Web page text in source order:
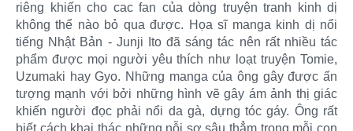
riêng khiến cho cac fan của dòng truyện tranh kinh dị
không thể nào bỏ qua được. Họa sĩ manga kinh dị nổi
tiếng Nhật Bản - Junji Ito đã sáng tác nên rất nhiều tác
phẩm được mọi người yêu thích như loạt truyện Tomie,
Uzumaki hay Gyo. Những manga của ông gây được ấn
tượng mạnh với bởi những hình vẽ gây ám ảnh thị giác
khiến người đọc phải nổi da gà, dựng tóc gáy. Ông rất
biết cách khai thác những nỗi sợ sâu thẳm trong mỗi con